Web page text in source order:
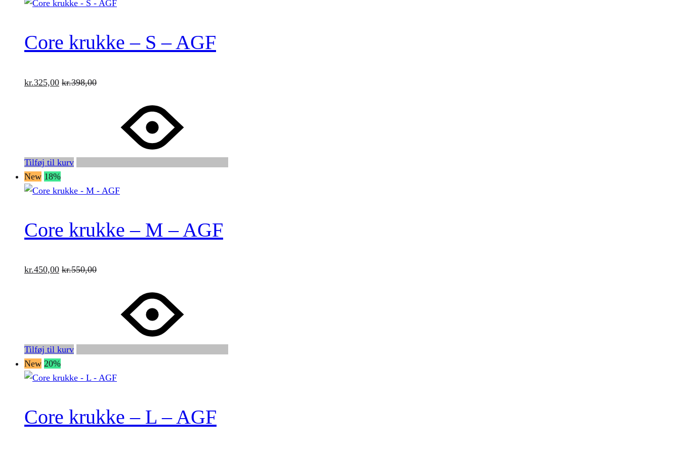
Core krukke – S – AGF
kr.325,00 kr.398,00
Tilføj til kurv
New 18%
Core krukke – M – AGF
kr.450,00 kr.550,00
Tilføj til kurv
New 20%
Core krukke – L – AGF